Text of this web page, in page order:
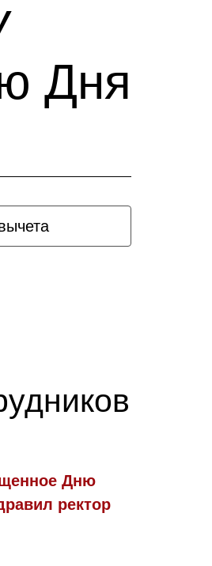
Дня
Дню
ректор